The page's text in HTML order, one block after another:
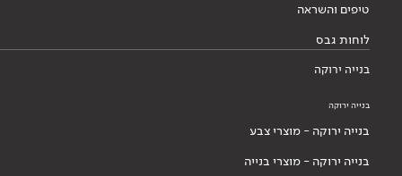
טיפים והשראה
לוחות גבס
בנייה ירוקה
בנייה ירוקה
בנייה ירוקה - מוצרי צבע
בנייה ירוקה - מוצרי בנייה